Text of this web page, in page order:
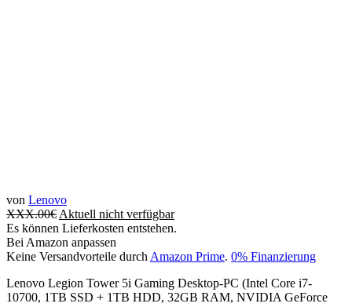
von Lenovo
XXX.00€ Aktuell nicht verfügbar
Es können Lieferkosten entstehen.
Bei Amazon anpassen
Keine Versandvorteile durch Amazon Prime. 0% Finanzierung
Lenovo Legion Tower 5i Gaming Desktop-PC (Intel Core i7-
10700, 1TB SSD + 1TB HDD, 32GB RAM, NVIDIA GeForce